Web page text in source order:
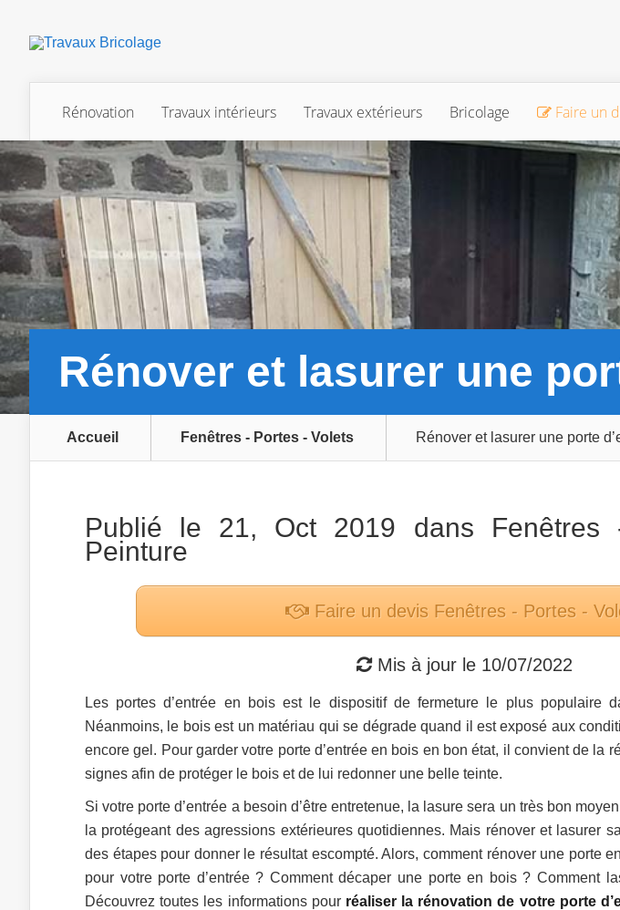
Rénovation Travaux intérieurs Travaux extérieurs Bricolage Faire un
Rénover et lasurer une
Accueil Fenêtres - Portes - Volets Rénover et lasurer une porte
Publié le 21, Oct 2019 dans
Peinture
Faire un devis Fenêtres - Portes -
Mis à jour le 10/07/2022
Les portes d’entrée en bois est le dispositif de fermeture le plus populaire
Néanmoins, le bois est un matériau qui se dégrade quand il est exposé aux
encore gel. Pour garder votre porte d’entrée en bois en bon état, il convient de la
signes afin de protéger le bois et de lui redonner une belle teinte.
Si votre porte d’entrée a besoin d’être entretenue, la lasure sera un très bon
la protégeant des agressions extérieures quotidiennes. Mais rénover et lasurer
des étapes pour donner le résultat escompté. Alors, comment rénover une porte
pour votre porte d’entrée ? Comment décaper une porte en bois ? Comment
Découvrez toutes les informations pour réaliser la rénovation de votre porte